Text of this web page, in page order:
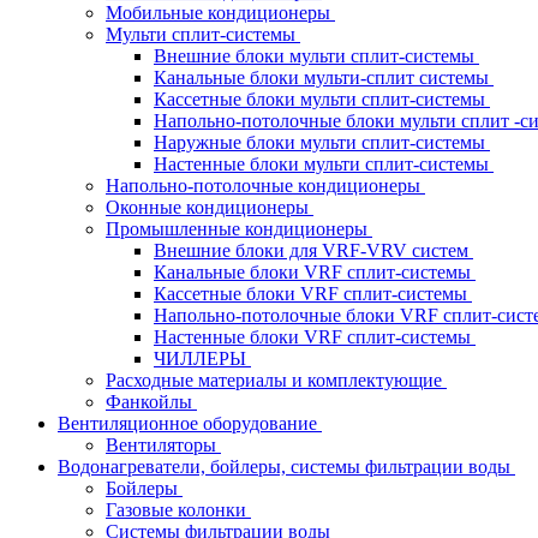
Мобильные кондиционеры
Мульти сплит-системы
Внешние блоки мульти сплит-системы
Канальные блоки мульти-сплит системы
Кассетные блоки мульти сплит-системы
Напольно-потолочные блоки мульти сплит -
Наружные блоки мульти сплит-системы
Настенные блоки мульти сплит-системы
Напольно-потолочные кондиционеры
Оконные кондиционеры
Промышленные кондиционеры
Внешние блоки для VRF-VRV систем
Канальные блоки VRF сплит-системы
Кассетные блоки VRF сплит-системы
Напольно-потолочные блоки VRF сплит-
Настенные блоки VRF сплит-системы
ЧИЛЛЕРЫ
Расходные материалы и комплектующие
Фанкойлы
Вентиляционное оборудование
Вентиляторы
Водонагреватели, бойлеры, системы фильтрации воды
Бойлеры
Газовые колонки
Системы фильтрации воды